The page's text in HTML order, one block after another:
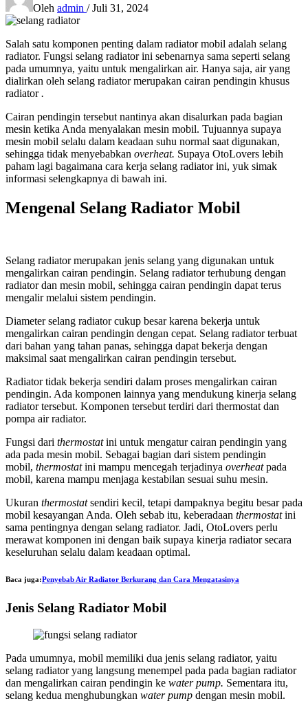
Oleh admin /Juli 31, 2024
Salah satu komponen penting dalam radiator mobil adalah selang
radiator. Fungsi selang radiator ini sebenarnya sama seperti selang
pada umumnya, yaitu untuk mengalirkan air. Hanya saja, air yang
dialirkan oleh selang radiator merupakan cairan pendingin khusus
radiator.
Cairan pendingin tersebut nantinya akan disalurkan pada bagian
mesin ketika Anda menyalakan mesin mobil. Tujuannya supaya
mesin mobil selalu dalam keadaan suhu normal saat digunakan,
sehingga tidak menyebabkan overheat. Supaya OtoLovers lebih
paham lagi bagaimana cara kerja selang radiator ini, yuk simak
informasi selengkapnya di bawah ini.
Mengenal Selang Radiator Mobil
Selang radiator merupakan jenis selang yang digunakan untuk
mengalirkan cairan pendingin. Selang radiator terhubung dengan
radiator dan mesin mobil, sehingga cairan pendingin dapat terus
mengalir melalui sistem pendingin.
Diameter selang radiator cukup besar karena bekerja untuk
mengalirkan cairan pendingin dengan cepat. Selang radiator terbuat
dari bahan yang tahan panas, sehingga dapat bekerja dengan
maksimal saat mengalirkan cairan pendingin tersebut.
Radiator tidak bekerja sendiri dalam proses mengalirkan cairan
pendingin. Ada komponen lainnya yang mendukung kinerja selang
radiator tersebut. Komponen tersebut terdiri dari thermostat dan
pompa air radiator.
Fungsi dari thermostatini untuk mengatur cairan pendingin yang
ada pada mesin mobil. Sebagai bagian dari sistem pendingin
mobil, thermostatini mampu mencegah terjadinya overheatpada
mobil, karena mampu menjaga kestabilan sesuai suhu mesin.
Ukuran thermostatsendiri kecil, tetapi dampaknya begitu besar pada
mobil kesayangan Anda. Oleh sebab itu, keberadaan thermostatini
sama pentingnya dengan selang radiator. Jadi, OtoLovers perlu
merawat komponen ini dengan baik supaya kinerja radiator secara
keseluruhan selalu dalam keadaan optimal.
Baca juga:Penyebab Air Radiator Berkurang dan Cara Mengatasinya
Jenis Selang Radiator Mobil
Pada umumnya, mobil memiliki dua jenis selang radiator, yaitu
selang radiator yang langsung menempel pada pada bagian radiator
dan mengalirkan cairan pendingin ke water pump. Sementara itu,
selang kedua menghubungkan water pump dengan mesin mobil.